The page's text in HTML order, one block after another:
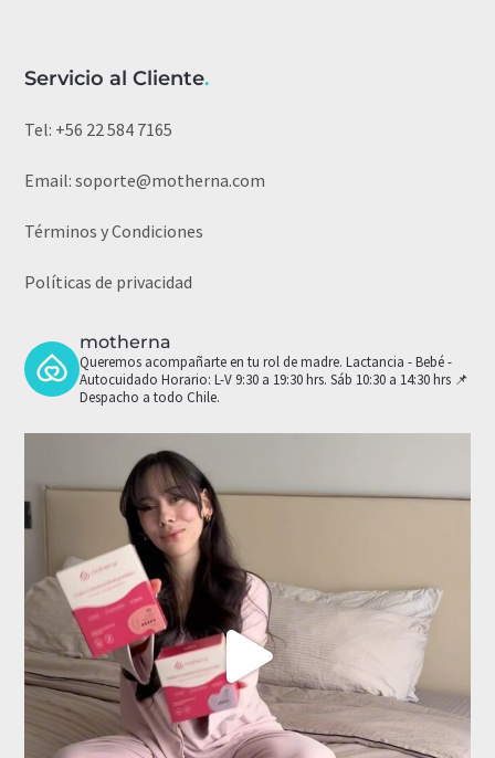
Servicio al Cliente.
Tel: +56 22 584 7165
Email:soporte@motherna.com
Términos y Condiciones
Políticas de privacidad
motherna
Queremos acompañarte en tu rol de madre. Lactancia - Bebé -
Autocuidado Horario: L-V 9:30 a 19:30 hrs. Sáb 10:30 a 14:30 hrs 📌
Despacho a todo Chile.